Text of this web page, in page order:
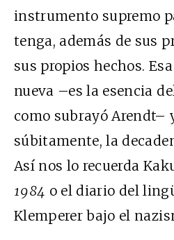
instrumento supremo
tenga, además de sus
sus propios hechos.
nueva –es la esencia
como subrayó Arendt–
súbitamente, la
Así nos lo recuerda
1984 o el diario del
Klemperer bajo el